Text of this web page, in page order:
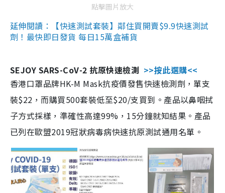
點擊圖片放大
延伸閱讀：【快速測試套裝】鄰住買開賣$9.9快速測試
劑！最快即日發貨 每日15萬盒補貨
SEJOY SARS-CoV-2 抗原快速檢測 >>按此選購<<
香港口罩品牌HK-M Mask抗疫價發售快速檢測劑，單支
裝$22，而購買500套裝低至$20/支買到。產品以鼻咽拭
子方式採樣，準確性高達99%，15分鐘就知結果。產品
已列在歐盟2019冠狀病毒病快速抗原測試通用名單。